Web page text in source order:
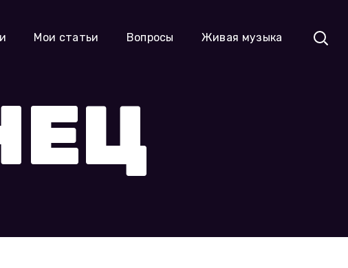
Мои статьи Вопросы Живая музыка